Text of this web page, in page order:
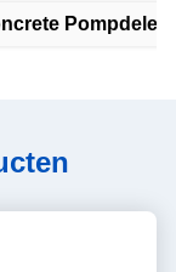
Pompdelen